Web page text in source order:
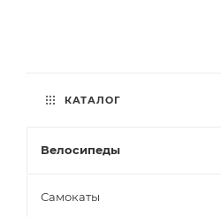
КАТАЛОГ
Велосипеды
Самокаты